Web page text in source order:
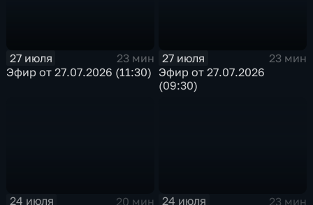
27 июля
23 мин
Эфир от 27.07.2026 (11:30)
27 июля
23 мин
Эфир от 27.07.2026
(09:30)
24 июля
20 мин
24 июля
23 мин